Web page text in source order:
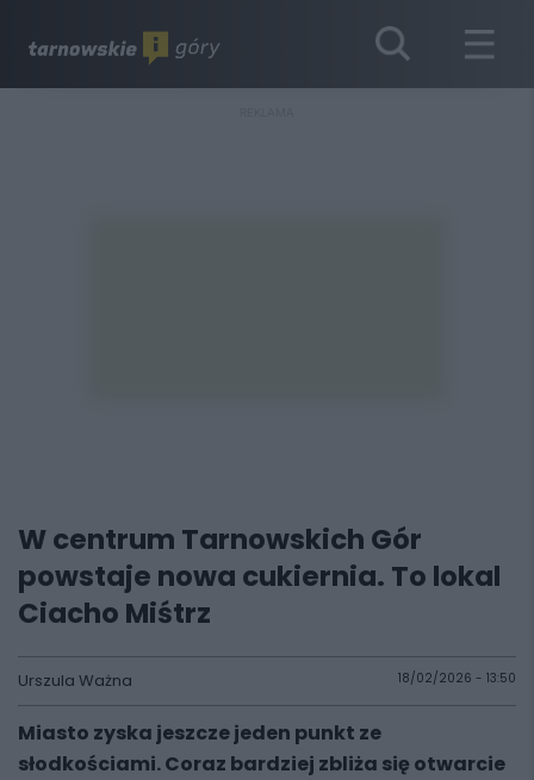
W centrum Tarnowskich Gór
powstaje nowa cukiernia. To lokal
Ciacho Miśtrz
Urszula Ważna 18/02/2026 - 13:50
Miasto zyska jeszcze jeden punkt ze
słodkościami. Coraz bardziej zbliża się otwarcie